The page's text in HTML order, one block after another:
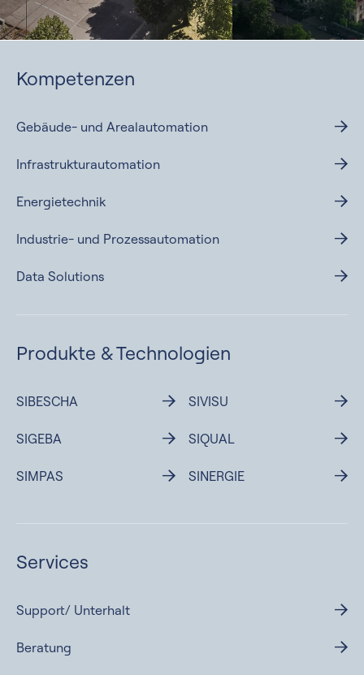
Kompetenzen
Gebäude- und Arealautomation
Infrastrukturautomation
Energietechnik
Industrie- und Prozessautomation
Data Solutions
Produkte &Technologien
SIBESCHA
SIGEBA
SIMPAS
SIVISU
SIQUAL
SINERGIE
Services
Support/ Unterhalt
Beratung